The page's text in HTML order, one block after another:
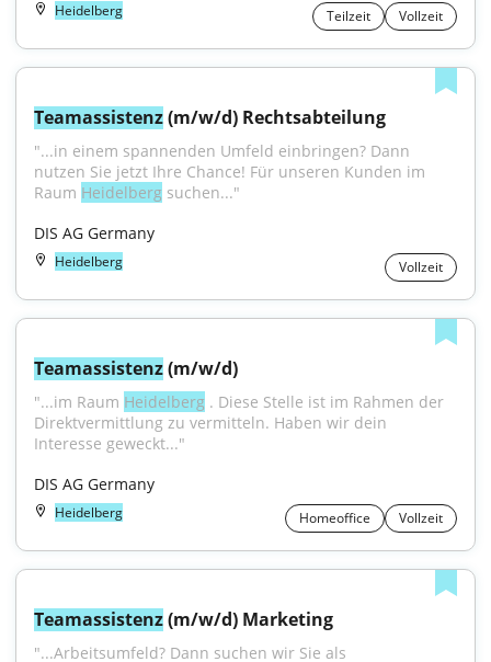
Heidelberg Teilzeit Vollzeit
Teamassistenz (m/w/d) Rechtsabteilung
"...in einem spannenden Umfeld einbringen? Dann
nutzen Sie jetzt Ihre Chance! Für unseren Kunden im
Raum Heidelberg suchen..."
DIS AG Germany
Heidelberg Vollzeit
Teamassistenz (m/w/d)
"...im Raum Heidelberg . Diese Stelle ist im Rahmen der
Direktvermittlung zu vermitteln. Haben wir dein
Interesse geweckt..."
DIS AG Germany
Heidelberg Homeoffice Vollzeit
Teamassistenz (m/w/d) Marketing